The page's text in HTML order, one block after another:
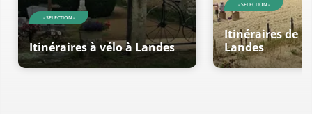
- SELECTION -
Itinéraires à vélo à Landes
- SELECTION -
Itinéraires de
Landes